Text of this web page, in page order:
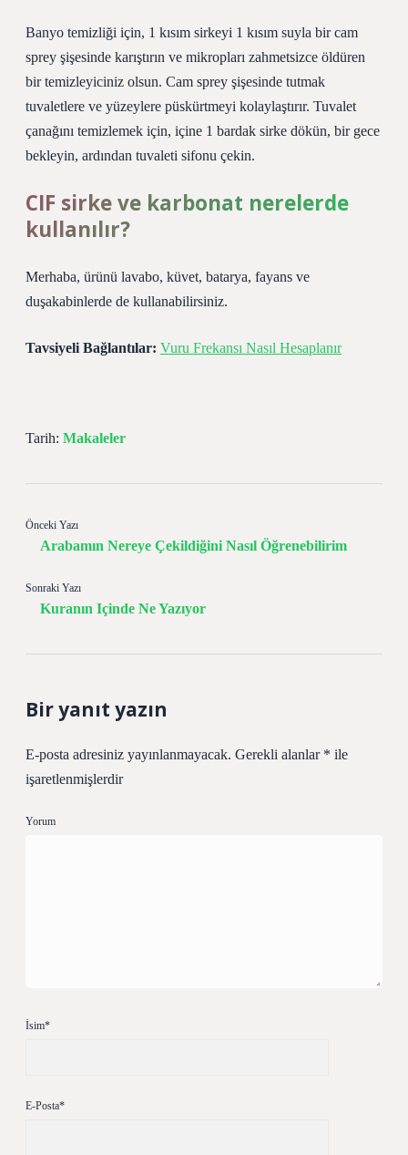
Banyo temizliği için, 1 kısım sirkeyi 1 kısım suyla bir cam
sprey şişesinde karıştırın ve mikropları zahmetsizce öldüren
bir temizleyiciniz olsun. Cam sprey şişesinde tutmak
tuvaletlere ve yüzeylere püskürtmeyi kolaylaştırır. Tuvalet
çanağını temizlemek için, içine 1 bardak sirke dökün, bir gece
bekleyin, ardından tuvaleti sifonu çekin.
CIF sirke ve karbonat nerelerde
kullanılır?
Merhaba, ürünü lavabo, küvet, batarya, fayans ve
duşakabinlerde de kullanabilirsiniz.
Tavsiyeli Bağlantılar: Vuru Frekansı Nasıl Hesaplanır
Tarih: Makaleler
Önceki Yazı
Arabamın Nereye Çekildiğini Nasıl Öğrenebilirim
Sonraki Yazı
Kuranın Içinde Ne Yazıyor
Bir yanıt yazın
E-posta adresiniz yayınlanmayacak. Gerekli alanlar * ile
işaretlenmişlerdir
Yorum
İsim*
E-Posta*